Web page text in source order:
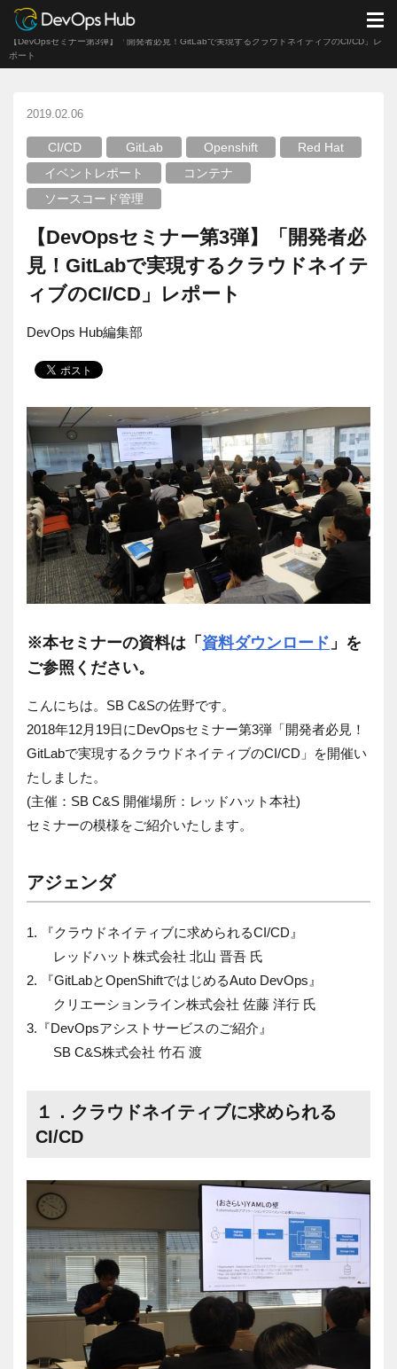
DevOps Hub ブログ イベントレポート
【DevOpsセミナー第3弾】「開発者必見！GitLabで実現するクラウドネイティブのCI/CD」レ
ポート
2019.02.06
CI/CD GitLab Openshift
Red Hat
イベントレポート
コンテナ
ソースコード管理
【DevOpsセミナー第3弾】「開発者必
見！GitLabで実現するクラウドネイテ
ィブのCI/CD」レポート
DevOps Hub編集部
※本セミナーの資料は「 資料ダウンロード 」を
ご参照ください。
こんにちは。SB C&Sの佐野です。
2018年12月19日にDevOpsセミナー第3弾「開発者必見！
GitLabで実現するクラウドネイティブのCI/CD」を開催い
たしました。
(主催：SB C&S 開催場所：レッドハット本社)
セミナーの模様をご紹介いたします。
アジェンダ
1. 『クラウドネイティブに求められるCI/CD』
レッドハット株式会社 北山 晋吾 氏
2. 『GitLabとOpenShiftではじめるAuto DevOps』
クリエーションライン株式会社 佐藤 洋行 氏
3.『DevOpsアシストサービスのご紹介』
SB C&S株式会社 竹石 渡
１．クラウドネイティブに求められる
CI/CD